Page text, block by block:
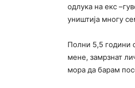
одлука на екс
уништија многу
Полни 5,5 години
мене, замрзнат
мора да барам